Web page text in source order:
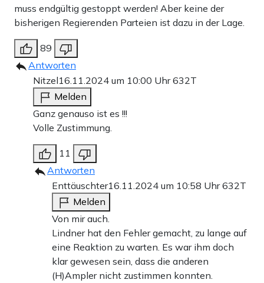
muss endgültig gestoppt werden! Aber keine der
bisherigen Regierenden Parteien ist dazu in der Lage.
89
Antworten
Nitzel16.11.2024 um 10:00 Uhr632T
Melden
Ganz genauso ist es !!!
Volle Zustimmung.
11
Antworten
Enttäuschter16.11.2024 um 10:58 Uhr632T
Melden
Von mir auch.
Lindner hat den Fehler gemacht, zu lange auf
eine Reaktion zu warten. Es war ihm doch
klar gewesen sein, dass die anderen
(H)Ampler nicht zustimmen konnten.